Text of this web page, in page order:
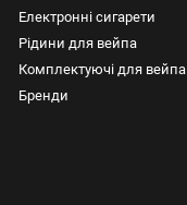
Електронні сигарети
Рідини для вейпа
Комплектуючі для вейпа
Бренди